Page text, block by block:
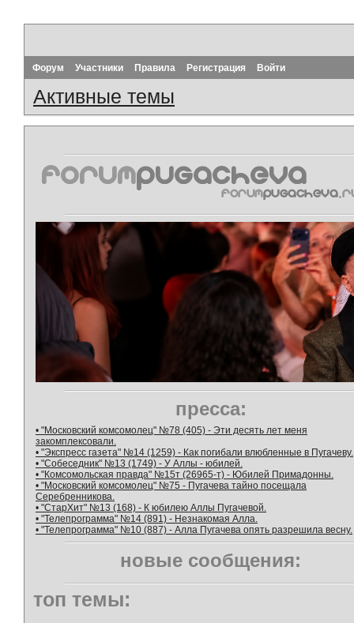
Форум Участники Правила Регистрация Войти
Активные темы
пресса:
• "Московский комсомолец" №78 (405) - Эти десять лет меня
закомплексовали.
• "Экспресс газета" №14 (1259) - Как погибали влюбленные в Пугачеву.
• "Собеседник" №13 (1749) - У Аллы - юбилей.
• "Комсомольская правда" №15т (26965-т) - Юбилей Примадонны.
• "Московский комсомолец" №75 - Пугачева тайно посещала
Серебренникова.
• "СтарХит" №13 (168) - К юбилею Аллы Пугачевой.
• "Телепрограмма" №14 (891) - Незнакомая Алла.
• "Телепрограмма" №10 (887) - Алла Пугачева опять разрешила весну.
новые сообщения:
топ темы: